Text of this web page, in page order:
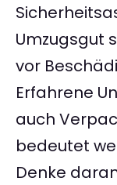
Umzugsgut
vor
Erfahrene
auch
bedeutet
Denke